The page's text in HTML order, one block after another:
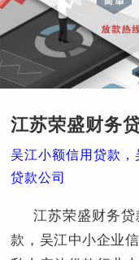
江苏荣盛财务
吴江小额信用贷款
贷款公司
江苏荣盛财务
款，吴江中小企业